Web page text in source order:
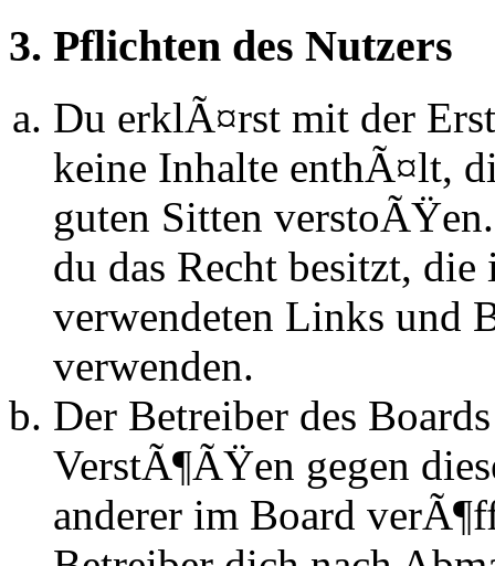
3. Pflichten des Nutzers
Du erklÃ¤rst mit der
keine Inhalte enthÃ¤lt,
guten Sitten
du das Recht besitzt,
verwendeten Links und
verwenden.
Der Betreiber des
VerstÃ¶ÃŸen gegen
anderer im Board